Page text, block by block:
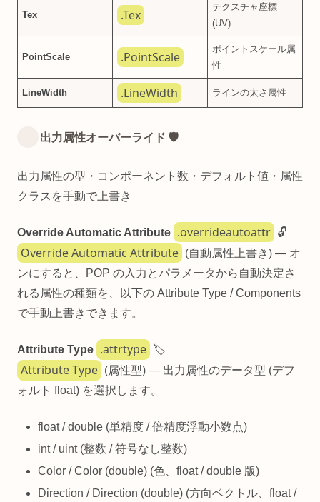
Tex .Tex
テクスチャ座標
(UV)
PointScale .PointScale
ポイントスケール属
性
LineWidth .LineWidth ラインの太さ属性
出力属性オーバーライド 🛡️
出力属性の型・コンポーネント数・デフォルト値・属性
クラスを手動で上書き
Override Automatic Attribute .overrideautoattr 🔓
Override Automatic Attribute
(自動属性上書き) — オ
ンにすると、POP の入力とパラメータから自動決定さ
れる属性の種類を、以下の Attribute Type / Components
で手動上書きできます。
Attribute Type .attrtype 🏷️
Attribute Type
(属性型) — 出力属性のデータ型 (デフ
ォルト float) を選択します。
float / double (単精度 / 倍精度浮動小数点)
int / uint (整数 / 符号なし整数)
Color / Color (double) (色、float / double 版)
Direction / Direction (double) (方向ベクトル、float /